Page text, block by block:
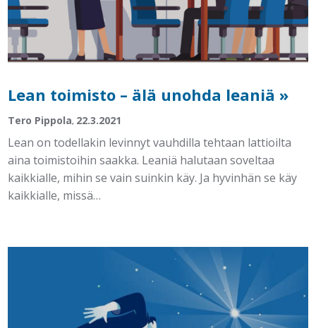
Lean toimisto – älä unohda leaniä »
Tero Pippola, 22.3.2021
Lean on todellakin levinnyt vauhdilla tehtaan lattioilta
aina toimistoihin saakka. Leaniä halutaan soveltaa
kaikkialle, mihin se vain suinkin käy. Ja hyvinhän se käy
kaikkialle, missä…